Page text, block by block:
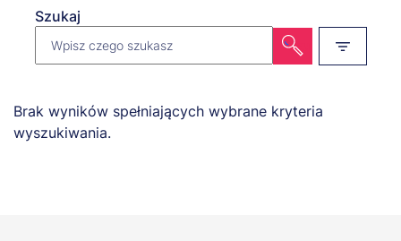
Szukaj
Brak wyników spełniających wybrane kryteria
wyszukiwania.